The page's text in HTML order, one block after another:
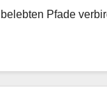
belebten Pfade